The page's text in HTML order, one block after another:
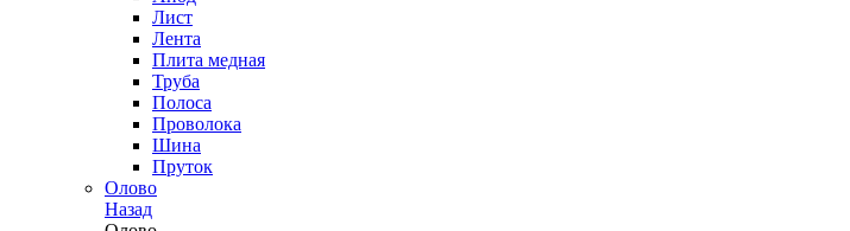
Лист
Лента
Плита медная
Труба
Полоса
Проволока
Шина
Пруток
Олово
Назад